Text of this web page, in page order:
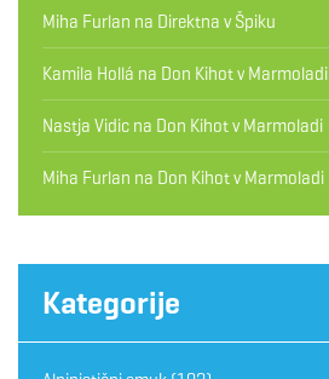
Miha Furlan na Direktna v Špiku
Kamila Hollá na Don Kihot v Marmoladi
Nastja Vidic na Don Kihot v Marmoladi
Miha Furlan na Don Kihot v Marmoladi
Kategorije